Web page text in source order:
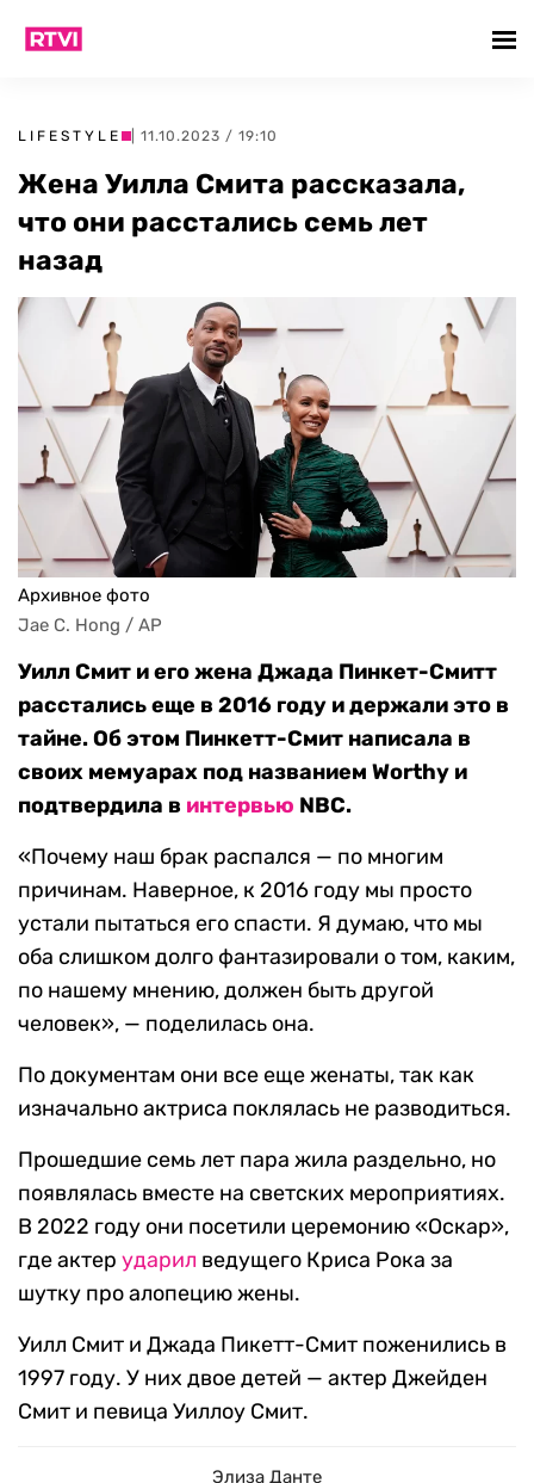
LIFESTYLE | 11.10.2023 / 19:10
Жена Уилла Смита рассказала,
что они расстались семь лет
назад
Архивное фото
Jae C. Hong / AP
Уилл Смит и его жена Джада Пинкет-Смитт
расстались еще в 2016 году и держали это в
тайне. Об этом Пинкетт-Смит написала в
своих мемуарах под названием Worthy и
подтвердила в интервью NBC.
«Почему наш брак распался — по многим
причинам. Наверное, к 2016 году мы просто
устали пытаться его спасти. Я думаю, что мы
оба слишком долго фантазировали о том, каким,
по нашему мнению, должен быть другой
человек», — поделилась она.
По документам они все еще женаты, так как
изначально актриса поклялась не разводиться.
Прошедшие семь лет пара жила раздельно, но
появлялась вместе на светских мероприятиях.
В 2022 году они посетили церемонию «Оскар»,
где актер ударил ведущего Криса Рока за
шутку про алопецию жены.
Уилл Смит и Джада Пикетт-Смит поженились в
1997 году. У них двое детей — актер Джейден
Смит и певица Уиллоу Смит.
Элиза Данте